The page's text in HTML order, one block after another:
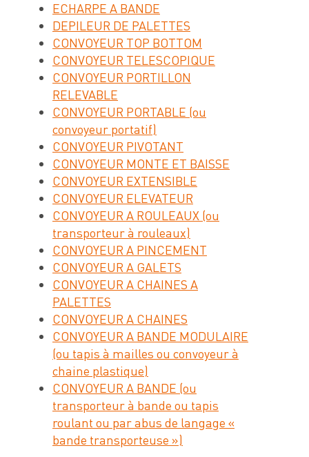
ECHARPE A BANDE
DEPILEUR DE PALETTES
CONVOYEUR TOP BOTTOM
CONVOYEUR TELESCOPIQUE
CONVOYEUR PORTILLON
RELEVABLE
CONVOYEUR PORTABLE (ou
convoyeur portatif)
CONVOYEUR PIVOTANT
CONVOYEUR MONTE ET BAISSE
CONVOYEUR EXTENSIBLE
CONVOYEUR ELEVATEUR
CONVOYEUR A ROULEAUX (ou
transporteur à rouleaux)
CONVOYEUR A PINCEMENT
CONVOYEUR A GALETS
CONVOYEUR A CHAINES A
PALETTES
CONVOYEUR A CHAINES
CONVOYEUR A BANDE MODULAIRE
(ou tapis à mailles ou convoyeur à
chaine plastique)
CONVOYEUR A BANDE (ou
transporteur à bande ou tapis
roulant ou par abus de langage «
bande transporteuse »)